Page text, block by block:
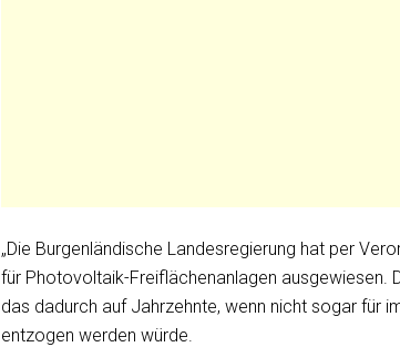
„Die Burgenländische Landesregierung hat per
für Photovoltaik-Freiflächenanlagen ausgewiesen.
das dadurch auf Jahrzehnte, wenn nicht sogar für
entzogen werden würde.